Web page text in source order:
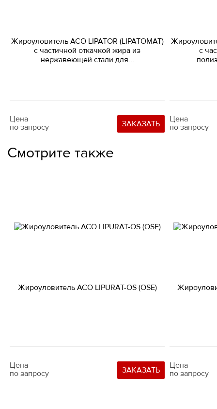
Жироуловитель ACO LIPATOR (LIPATOMAT)
с частичной откачкой жира из
нержавеющей стали для...
Цена
по запросу
ЗАКАЗАТЬ
с
Цена
по запросу
Смотрите также
Жироуловитель ACO LIPURAT-OS (OSE)
Цена
по запросу
ЗАКАЗАТЬ
Цена
по запросу